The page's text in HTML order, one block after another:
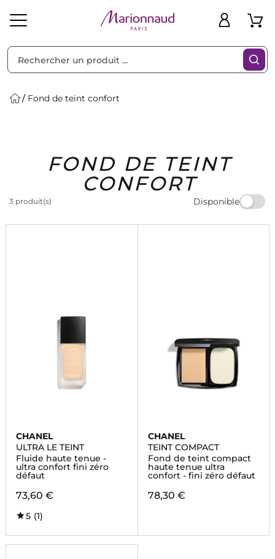
Solaire Homme Marques Idées
Cadeaux
Bons
Plans
Fond de teint confort
FOND DE TEINT
CONFORT
3 produit(s) Disponible
Filtres
CHANEL
ULTRA LE TEINT
Fluide haute tenue -
ultra confort fini zéro
défaut
73,60 €
5 (1)
CHANEL
TEINT COMPACT
Fond de teint compact
haute tenue ultra
confort - fini zéro défaut
78,30 €